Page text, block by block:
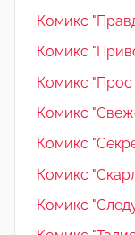
Комикс
Комикс
Комикс
Комикс
Комикс
Комикс
Комикс